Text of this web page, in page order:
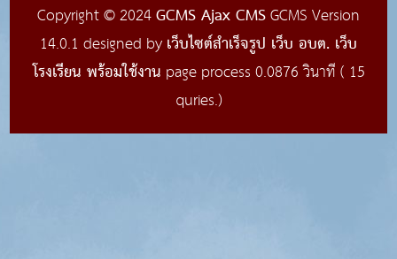
Copyright © 2024GCMS Ajax CMSGCMS Version
14.0.1 designed byเว็บไซต์สำเร็จรูป เว็บ อบต. เว็บ
โรงเรียน พร้อมใช้งาน page process0.0876วินาที ( 15
quries.)